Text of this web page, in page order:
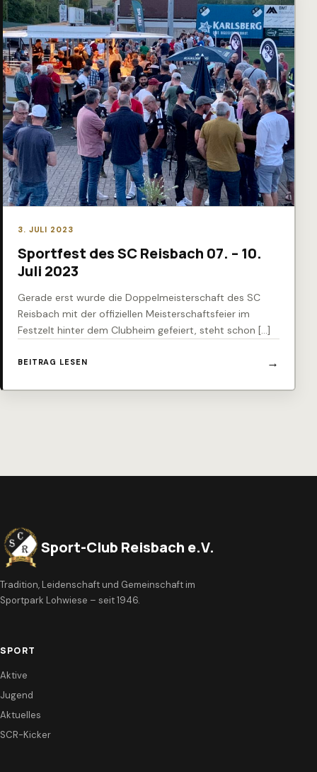
3. JULI 2023
Sportfest des SC Reisbach 07. – 10.
Juli 2023
Gerade erst wurde die Doppelmeisterschaft des SC
Reisbach mit der offiziellen Meisterschaftsfeier im
Festzelt hinter dem Clubheim gefeiert, steht schon […]
BEITRAG LESEN
Sport-Club Reisbach e.V.
Tradition, Leidenschaft und Gemeinschaft im
Sportpark Lohwiese – seit 1946.
SPORT
Aktive
Jugend
Aktuelles
SCR-Kicker